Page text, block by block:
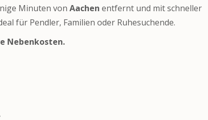
Minuten von Aachen entfernt und mit schneller
für Pendler, Familien oder Ruhesuchende.
Nebenkosten.